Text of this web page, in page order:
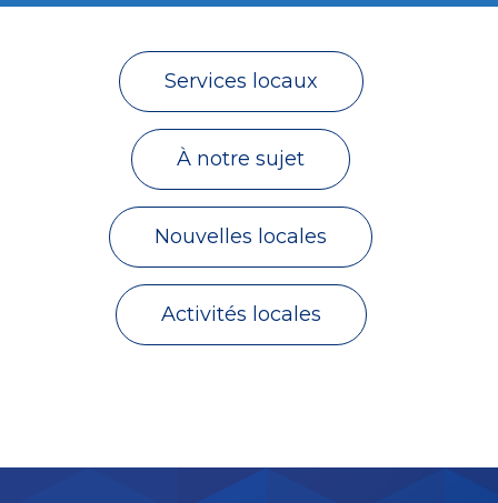
Services locaux
À notre sujet
Nouvelles locales
Activités locales